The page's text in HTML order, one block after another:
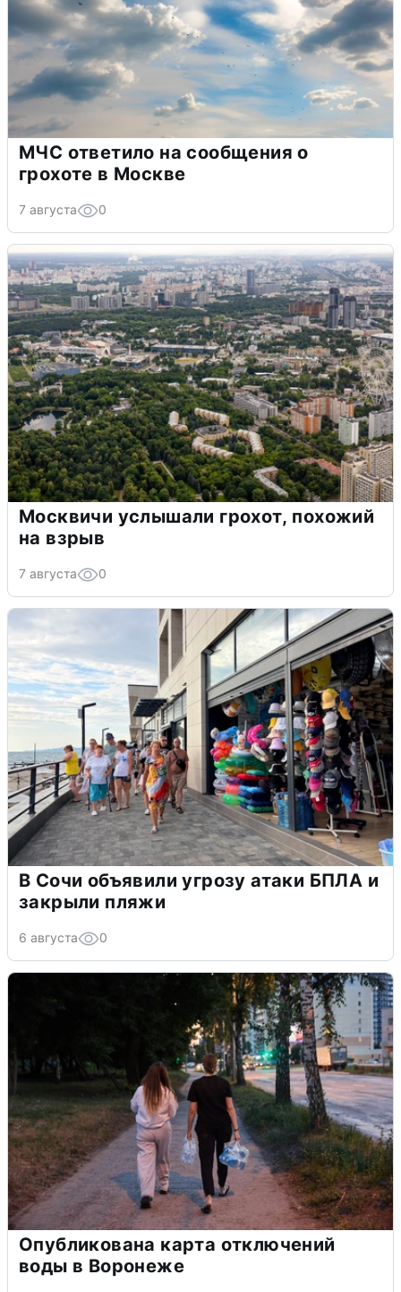
МЧС ответило на сообщения о
грохоте в Москве
7 августа 0
Москвичи услышали грохот, похожий
на взрыв
7 августа 0
В Сочи объявили угрозу атаки БПЛА и
закрыли пляжи
6 августа 0
Опубликована карта отключений
воды в Воронеже